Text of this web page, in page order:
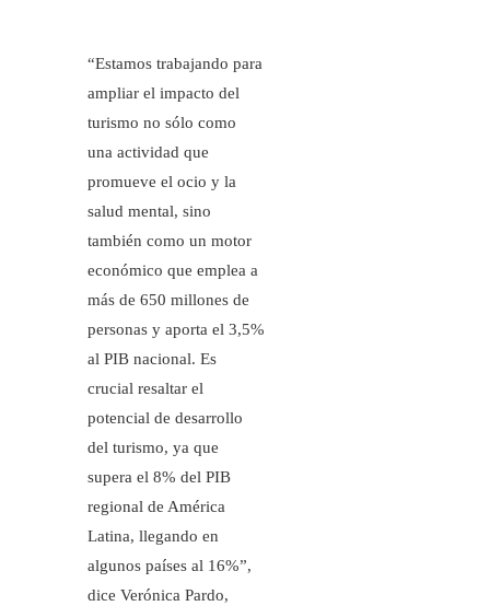
“Estamos trabajando para
ampliar el impacto del
turismo no sólo como
una actividad que
promueve el ocio y la
salud mental, sino
también como un motor
económico que emplea a
más de 650 millones de
personas y aporta el 3,5%
al ​​PIB nacional. Es
crucial resaltar el
potencial de desarrollo
del turismo, ya que
supera el 8% del PIB
regional de América
Latina, llegando en
algunos países al 16%”,
dice Verónica Pardo,